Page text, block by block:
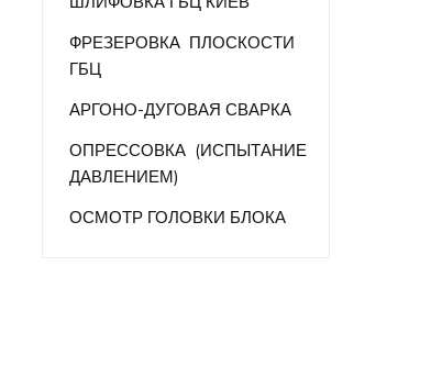
ФРЕЗЕРОВКА ПЛОСКОСТИ
ГБЦ
АРГОНО-ДУГОВАЯ СВАРКА
ОПРЕССОВКА (ИСПЫТАНИЕ
ДАВЛЕНИЕМ)
ОСМОТР ГОЛОВКИ БЛОКА